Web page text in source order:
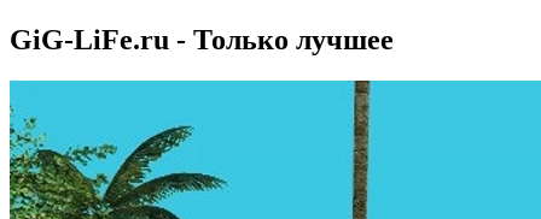
GiG-LiFe.ru - Только лучшее